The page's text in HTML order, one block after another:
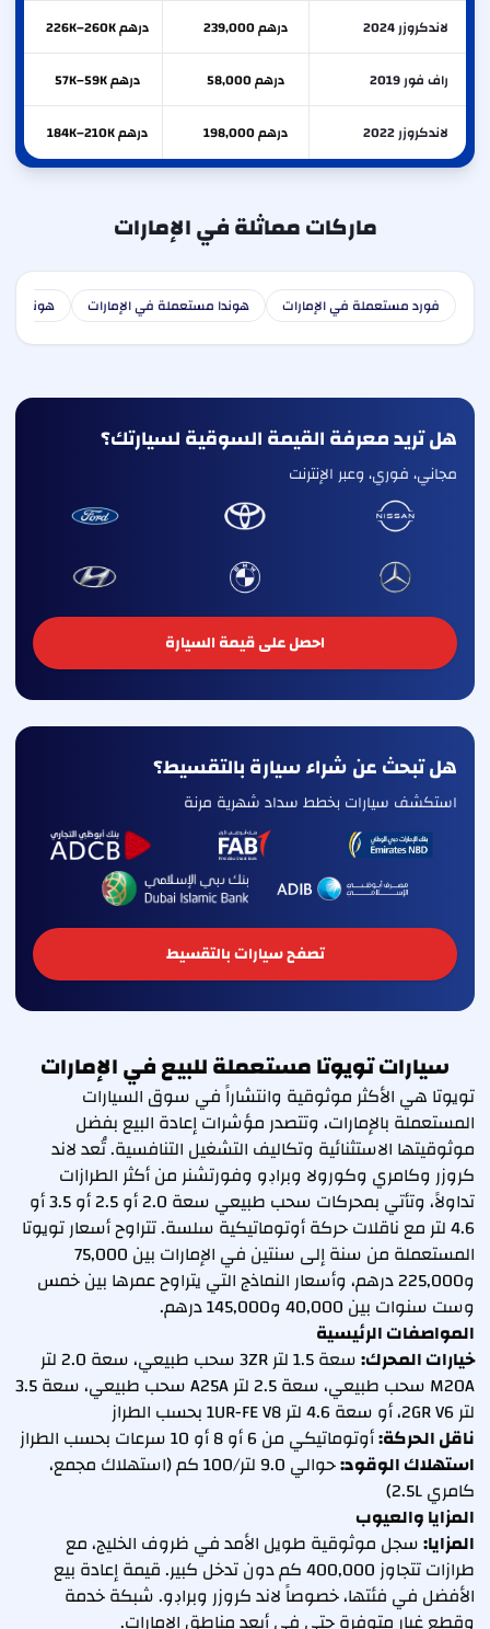
لاندكروزر 2024 درهم 239,000 درهم 226K–260K
راف فور 2019 درهم 58,000 درهم 57K–59K
لاندكروزر 2022 درهم 198,000 درهم 184K–210K
ماركات مماثلة في الإمارات
فورد مستعملة في الإمارات هوندا مستعملة في الإمارات هونداي
هل تريد معرفة القيمة السوقية لسيارتك؟
مجاني، فوري، وعبر الإنترنت
احصل على قيمة السيارة
هل تبحث عن شراء سيارة بالتقسيط؟
استكشف سيارات بخطط سداد شهرية مرنة
تصفح سيارات بالتقسيط
سيارات تويوتا مستعملة للبيع في الإمارات
تويوتا هي الأكثر موثوقية وانتشاراً في سوق السيارات
المستعملة بالإمارات، وتتصدر مؤشرات إعادة البيع بفضل
موثوقيتها الاستثنائية وتكاليف التشغيل التنافسية. تُعد لاند
كروزر وكامري وكورولا وبراڊو وفورتشنر من أكثر الطرازات
تداولاً، وتأتي بمحركات سحب طبيعي سعة 2.0 أو 2.5 أو 3.5 أو
4.6 لتر مع ناقلات حركة أوتوماتيكية سلسة. تتراوح أسعار تويوتا
المستعملة من سنة إلى سنتين في الإمارات بين 75,000
و225,000 درهم، وأسعار النماذج التي يتراوح عمرها بين خمس
وست سنوات بين 40,000 و145,000 درهم.
المواصفات الرئيسية
خيارات المحرك:
سعة 1.5 لتر 3ZR سحب طبيعي، سعة 2.0 لتر
M20A سحب طبيعي، سعة 2.5 لتر A25A سحب طبيعي، سعة 3.5
لتر 2GR V6، أو سعة 4.6 لتر 1UR-FE V8 بحسب الطراز
ناقل الحركة:أوتوماتيكي من 6 أو 8 أو 10 سرعات بحسب الطراز
استهلاك الوقود:
حوالي 9.0 لتر/100 كم (استهلاك مجمع،
كامري 2.5L)
المزايا والعيوب
المزايا:سجل موثوقية طويل الأمد في ظروف الخليج، مع
طرازات تتجاوز 400,000 كم دون تدخل كبير. قيمة إعادة بيع
الأفضل في فئتها، خصوصاً لاند كروزر وبراڊو. شبكة خدمة